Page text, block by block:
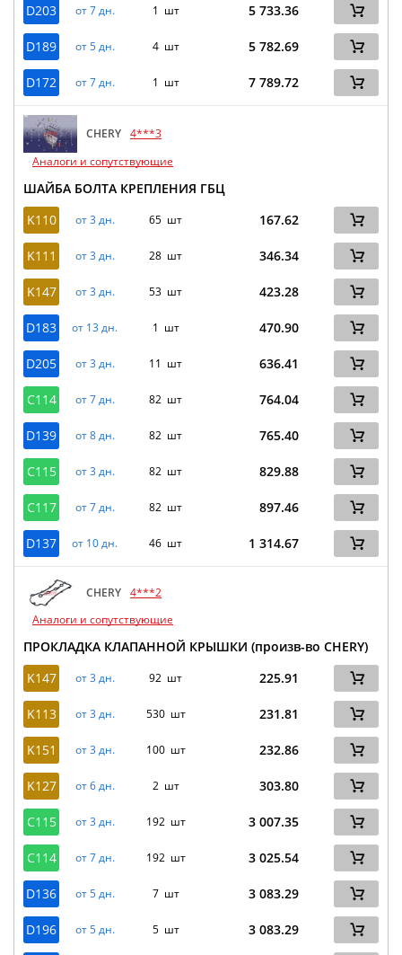
D203 от 7 дн. 1 шт 5 733.36
D189 от 5 дн. 4 шт 5 782.69
D172 от 7 дн. 1 шт 7 789.72
CHERY 4***3
Аналоги и сопутствующие
ШАЙБА БОЛТА КРЕПЛЕНИЯ ГБЦ
K110
от 3 дн. 65 шт 167.62
K111 от 3 дн. 28 шт 346.34
K147 от 3 дн. 53 шт 423.28
D183 от 13 дн. 1 шт 470.90
D205 от 3 дн. 11 шт 636.41
C114 от 7 дн. 82 шт 764.04
D139 от 8 дн. 82 шт 765.40
C115 от 3 дн. 82 шт 829.88
C117 от 7 дн. 82 шт 897.46
D137 от 10 дн. 46 шт 1 314.67
CHERY 4***2
Аналоги и сопутствующие
ПРОКЛАДКА КЛАПАННОЙ КРЫШКИ (произв-во CHERY)
K147
от 3 дн. 92 шт 225.91
K113 от 3 дн. 530 шт 231.81
K151 от 3 дн. 100 шт 232.86
K127 от 6 дн. 2 шт 303.80
C115 от 3 дн. 192 шт 3 007.35
C114 от 7 дн. 192 шт 3 025.54
D136 от 5 дн. 7 шт 3 083.29
D196 от 5 дн. 5 шт 3 083.29